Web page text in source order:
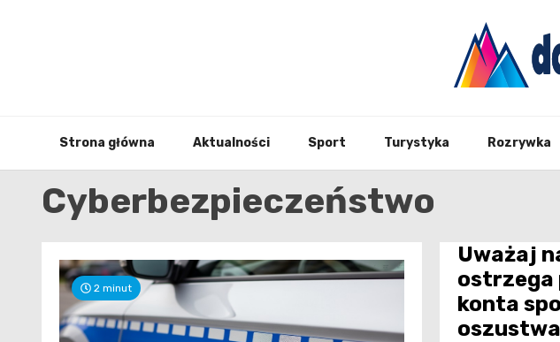
Strona główna Aktualności Sport Turystyka Rozrywka
Cyberbezpieczeństwo
2 minut
Uważaj
ostrzega
konta